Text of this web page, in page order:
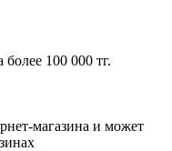
более 100 000 тг.
магазина и может